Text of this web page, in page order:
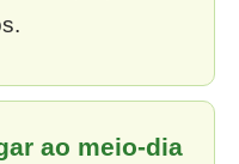
ao meio-dia